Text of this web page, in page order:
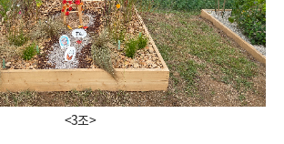
<3조>